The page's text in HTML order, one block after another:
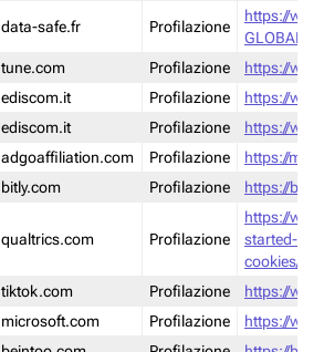
data-safe.fr Profilazione
https://
GLOBAL-
tune.com Profilazione
https://
ediscom.it Profilazione
https://
ediscom.it Profilazione
https://
adgoaffiliation.com Profilazione
https://
bitly.com Profilazione https://
qualtrics.com Profilazione
https://
started-
cookies/
tiktok.com Profilazione
https://
microsoft.com Profilazione
https://